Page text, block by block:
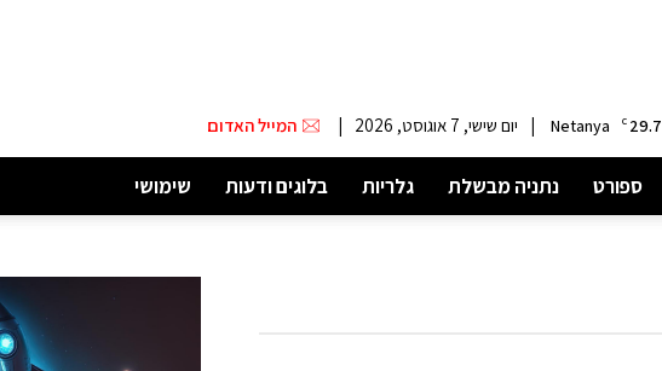
29.7
C
Netanya
| יום שישי, 7 אוגוסט, 2026 | המייל האדום
ספורט נתניה מבשלת גלריות בלוגים ודעות שימושי